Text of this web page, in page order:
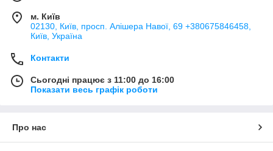
м. Київ
02130, Київ, просп. Алішера Навої, 69 +380675846458,
Київ, Україна
Контакти
Сьогодні працює з 11:00 до 16:00
Показати весь графік роботи
Про нас